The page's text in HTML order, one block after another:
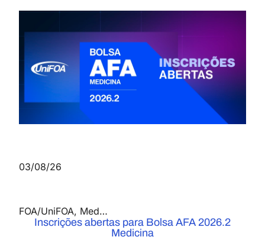
03/08/26
FOA/UniFOA, Medicina
Inscrições abertas para Bolsa AFA 2026.2
Medicina